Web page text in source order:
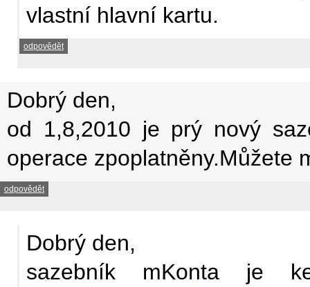
vlastní hlavní kartu.
odpovědět
Dobrý den,
od 1,8,2010 je prý nový
operace zpoplatněny.Můžete
odpovědět
Dobrý den,
sazebník mKonta je